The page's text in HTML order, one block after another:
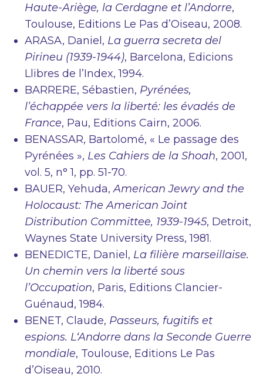
Haute-Ariège, la Cerdagne et l’Andorre,
Toulouse, Editions Le Pas d’Oiseau, 2008.
ARASA, Daniel, La guerra secreta del
Pirineu (1939-1944), Barcelona, Edicions
Llibres de l’Index, 1994.
BARRERE, Sébastien, Pyrénées,
l’échappée vers la liberté: les évadés de
France, Pau, Editions Cairn, 2006.
BENASSAR, Bartolomé, « Le passage des
Pyrénées », Les Cahiers de la Shoah, 2001,
vol. 5, n° 1, pp. 51-70.
BAUER, Yehuda,American Jewry and the
Holocaust: The American Joint
Distribution Committee, 1939-1945, Detroit,
Waynes State University Press, 1981.
BENEDICTE, Daniel, La filière marseillaise.
Un chemin vers la liberté sous
l’Occupation, Paris, Editions Clancier-
Guénaud, 1984.
BENET, Claude, Passeurs, fugitifs et
espions. L‘Andorre dans la Seconde Guerre
mondiale, Toulouse, Editions Le Pas
d’Oiseau, 2010.